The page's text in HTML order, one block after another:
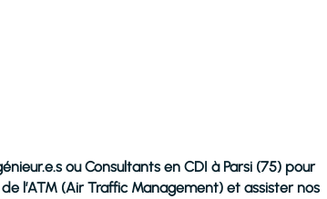
ou Consultants en CDI à Parsi (75) pour
l’ATM (Air Traffic Management) et assister nos